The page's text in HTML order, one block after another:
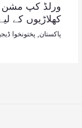
ورلڈ کپ مشن
کھلاڑیوں کے
پاکستان, پختونخوا